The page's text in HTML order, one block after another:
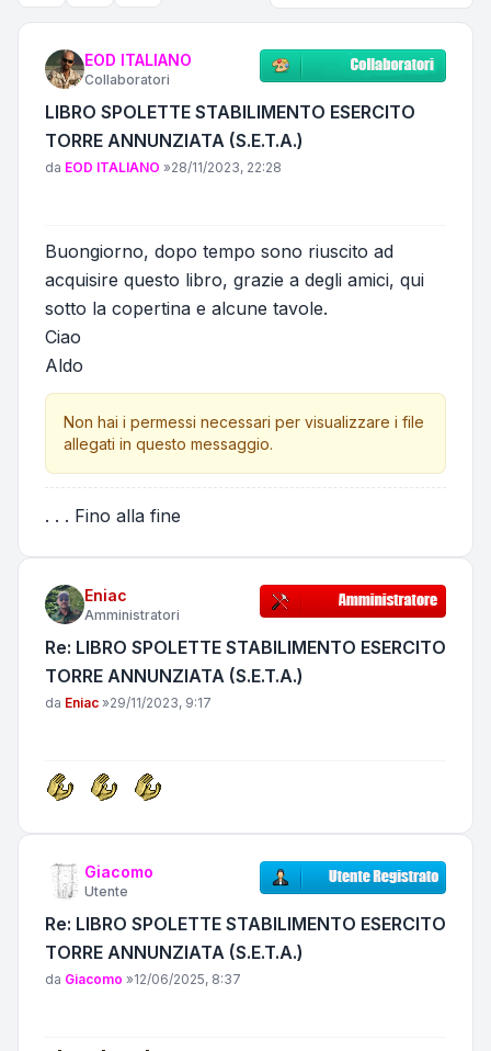
EOD ITALIANO
Collaboratori
LIBRO SPOLETTE STABILIMENTO ESERCITO
TORRE ANNUNZIATA (S.E.T.A.)
Messaggio
da EOD ITALIANO »28/11/2023, 22:28
Buongiorno, dopo tempo sono riuscito ad
acquisire questo libro, grazie a degli amici, qui
sotto la copertina e alcune tavole.
Ciao
Aldo
Non hai i permessi necessari per visualizzare i file
allegati in questo messaggio.
. . . Fino alla fine
Eniac
Amministratori
Re: LIBRO SPOLETTE STABILIMENTO ESERCITO
TORRE ANNUNZIATA (S.E.T.A.)
Messaggio
da Eniac »29/11/2023, 9:17
Giacomo
Utente
Re: LIBRO SPOLETTE STABILIMENTO ESERCITO
TORRE ANNUNZIATA (S.E.T.A.)
Messaggio
da Giacomo »12/06/2025, 8:37